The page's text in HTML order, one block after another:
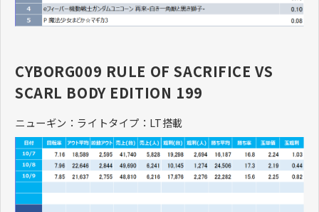
CYBORG009 RULE OF SACRIFICE VS
SCARL BODY EDITION 199
ニューギン：ライトタイプ：LT搭載